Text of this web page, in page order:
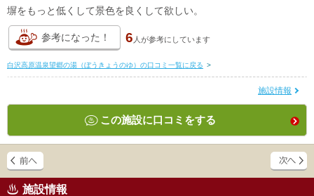
塀をもっと低くして景色を良くして欲しい。
参考になった！ 6 人が参考にしています
白沢高原温泉望郷の湯（ぼうきょうのゆ）の口コミ一覧に戻る >
施設情報
この施設に口コミをする
施設情報